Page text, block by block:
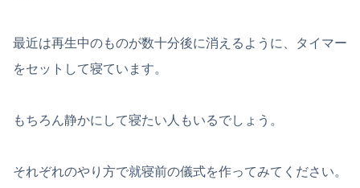
最近は再生中のものが数十分後に消えるように、タイマー
をセットして寝ています。
もちろん静かにして寝たい人もいるでしょう。
それぞれのやり方で就寝前の儀式を作ってみてください。